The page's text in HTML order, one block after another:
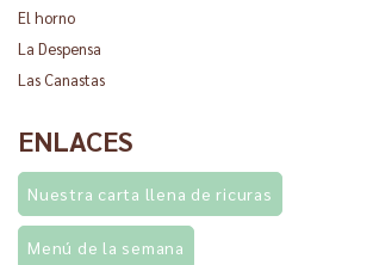
El horno
La Despensa
Las Canastas
ENLACES
Nuestra carta llena de ricuras
Menú de la semana